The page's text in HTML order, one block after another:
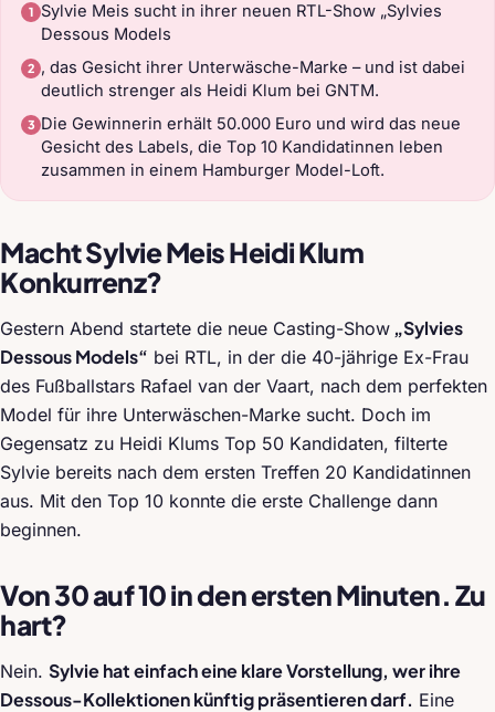
Sylvie Meis sucht in ihrer neuen RTL-Show „Sylvies
Dessous Models
, das Gesicht ihrer Unterwäsche-Marke – und ist dabei
deutlich strenger als Heidi Klum bei GNTM.
Die Gewinnerin erhält 50.000 Euro und wird das neue
Gesicht des Labels, die Top 10 Kandidatinnen leben
zusammen in einem Hamburger Model-Loft.
Macht Sylvie Meis Heidi Klum
Konkurrenz?
Gestern Abend startete die neue Casting-Show „Sylvies
Dessous Models“ bei RTL, in der die 40-jährige Ex-Frau
des Fußballstars Rafael van der Vaart, nach dem perfekten
Model für ihre Unterwäschen-Marke sucht. Doch im
Gegensatz zu Heidi Klums Top 50 Kandidaten, filterte
Sylvie bereits nach dem ersten Treffen 20 Kandidatinnen
aus. Mit den Top 10 konnte die erste Challenge dann
beginnen.
Von 30 auf 10 in den ersten Minuten. Zu
hart?
Nein. Sylvie hat einfach eine klare Vorstellung, wer ihre
Dessous-Kollektionen künftig präsentieren darf. Eine